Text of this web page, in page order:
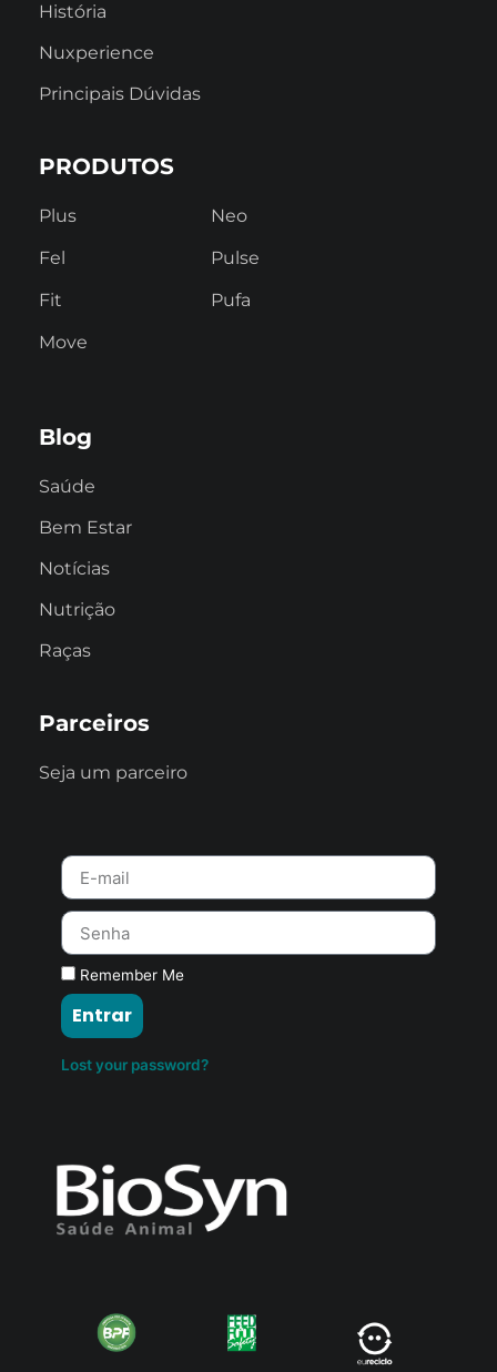
História
Nuxperience
Principais Dúvidas
PRODUTOS
Plus
Fel
Fit
Move
Neo
Pulse
Pufa
Blog
Saúde
Bem Estar
Notícias
Nutrição
Raças
Parceiros
Seja um parceiro
Remember Me
Entrar
Lost your password?